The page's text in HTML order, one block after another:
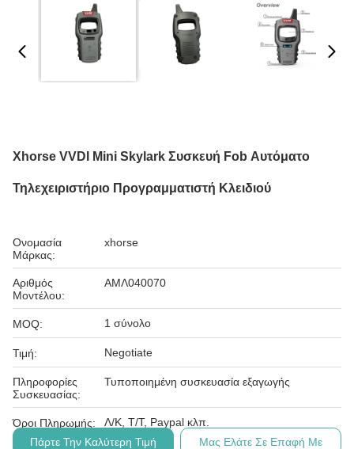
Xhorse VVDI Mini Skylark Συσκευή Fob Αυτόματο
Τηλεχειριστήριο Προγραμματιστή Κλειδιού
Ονομασία
Μάρκας:
xhorse
Αριθμός
Μοντέλου:
ΑΜΛ040070
MOQ: 1 σύνολο
Τιμή: Negotiate
Πληροφορίες
Συσκευασίας:
Τυποποιημένη συσκευασία εξαγωγής
Όροι Πληρωμής:
Λ/Κ, T/T, Paypal κλπ.
Πάρτε Την Καλύτερη Τιμή
Μας Ελάτε Σε Επαφή Με